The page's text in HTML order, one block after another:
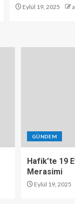
Eylül 19, 2025
GÜNDEM
Hafik’te 19
Merasimi
Eylül 19, 2025